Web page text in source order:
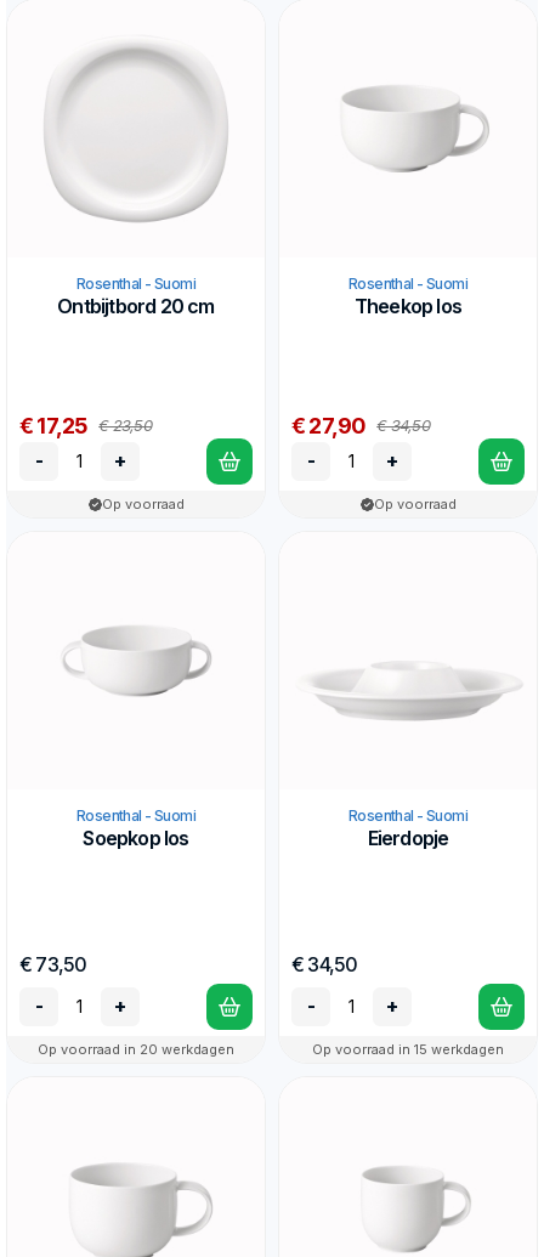
Rosenthal - Suomi
Ontbijtbord 20 cm
€ 17,25 € 23,50
- +
Op voorraad
Rosenthal - Suomi
Theekop los
€ 27,90 € 34,50
- +
Op voorraad
Rosenthal - Suomi
Soepkop los
€ 73,50
-
+
Op voorraad in 20 werkdagen
Rosenthal - Suomi
Eierdopje
€ 34,50
-
+
Op voorraad in 15 werkdagen